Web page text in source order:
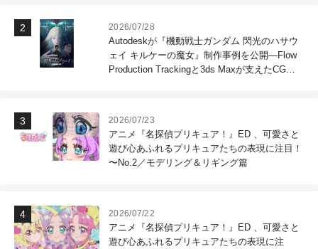
2026/07/28
Autodeskが『機動戦士ガンダム 閃光のハサウ
ェイ キルケーの魔女』制作事例を公開―Flow
Production Trackingと3ds Maxが支えたCG制
2026/07/23
アニメ『名探偵プリキュア！』ED 、可愛さと
遊び心あふれるプリキュアたちの表現に注目！
〜No.2／モデリング＆リギング篇
2026/07/22
アニメ『名探偵プリキュア！』ED 、可愛さと
遊び心あふれるプリキュアたちの表現に注